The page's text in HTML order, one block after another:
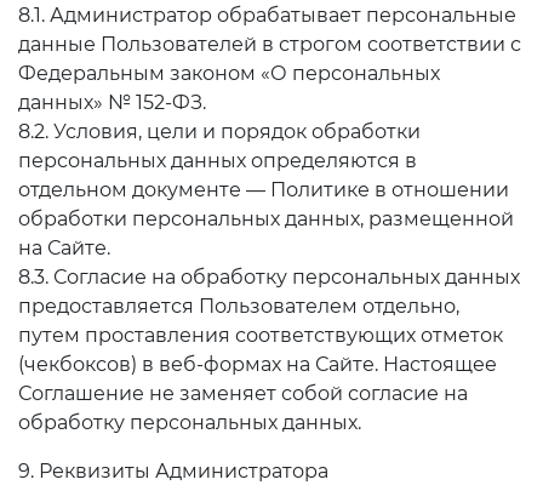
8.1. Администратор обрабатывает персональные
данные Пользователей в строгом соответствии с
Федеральным законом «О персональных
данных» № 152-ФЗ.
8.2. Условия, цели и порядок обработки
персональных данных определяются в
отдельном документе — Политике в отношении
обработки персональных данных, размещенной
на Сайте.
8.3. Согласие на обработку персональных данных
предоставляется Пользователем отдельно,
путем проставления соответствующих отметок
(чекбоксов) в веб-формах на Сайте. Настоящее
Соглашение не заменяет собой согласие на
обработку персональных данных.
9. Реквизиты Администратора